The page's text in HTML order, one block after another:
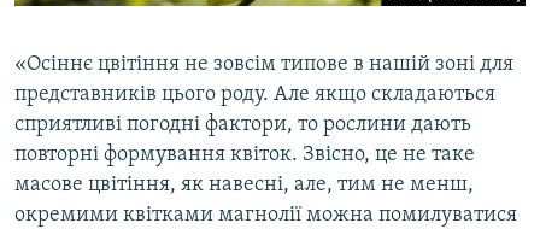
«Осіннє цвітіння не зовсім типове в нашій зоні для
представників цього роду. Але якщо складаються
сприятливі погодні фактори, то рослини дають
повторні формування квіток. Звісно, це не таке
масове цвітіння, як навесні, але, тим не менш,
окремими квітками магнолії можна помилуватися